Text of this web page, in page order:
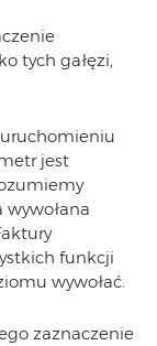
tych gałęzi,
uruchomieniu
jest
wywołana
funkcji
wywołać.
zaznaczenie